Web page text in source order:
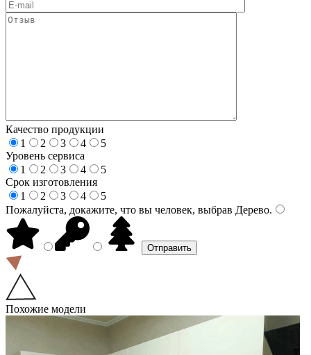
Качество продукции
1
2 3 4
5
Уровень сервиса
1
2 3 4
5
Срок изготовления
1
2 3 4
5
Пожалуйста, докажите, что вы человек, выбрав Дерево.
Похожие модели